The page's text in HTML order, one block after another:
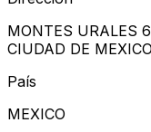
MONTES URALES
CIUDAD DE
País
MEXICO